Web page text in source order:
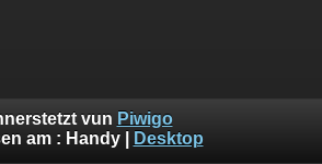
vun Piwigo
am : Handy| Desktop